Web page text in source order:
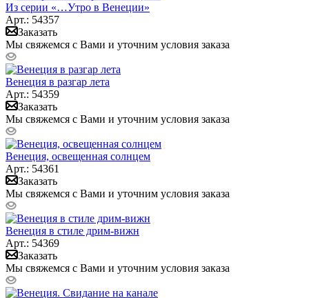
Из серии «…Утро в Венеции»
Арт.: 54357
Заказать
Мы свяжемся с Вами и уточним условия заказа
Венеция в разгар лета
Арт.: 54359
Заказать
Мы свяжемся с Вами и уточним условия заказа
Венеция, освещенная солнцем
Арт.: 54361
Заказать
Мы свяжемся с Вами и уточним условия заказа
Венеция в стиле дрим-вижн
Арт.: 54369
Заказать
Мы свяжемся с Вами и уточним условия заказа